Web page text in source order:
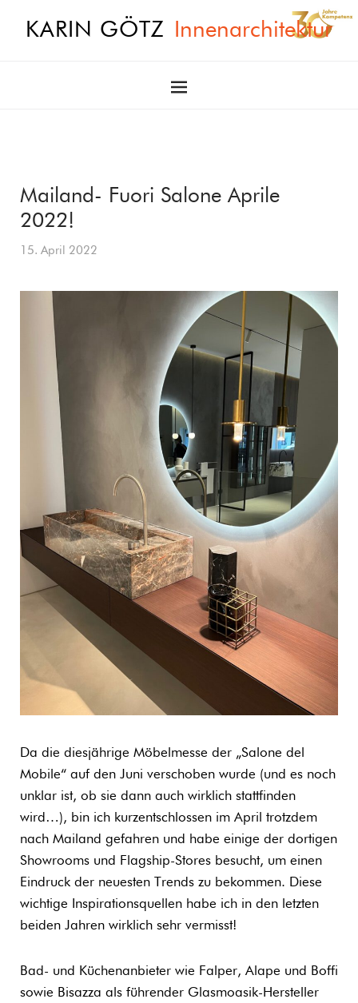
KARIN GÖTZ Innenarchitektur
Mailand- Fuori Salone Aprile
2022!
15. April 2022
Da die diesjährige Möbelmesse der „Salone del
Mobile“ auf den Juni verschoben wurde (und es noch
unklar ist, ob sie dann auch wirklich stattfinden
wird…), bin ich kurzentschlossen im April trotzdem
nach Mailand gefahren und habe einige der dortigen
Showrooms und Flagship-Stores besucht, um einen
Eindruck der neuesten Trends zu bekommen. Diese
wichtige Inspirationsquellen habe ich in den letzten
beiden Jahren wirklich sehr vermisst!
Bad- und Küchenanbieter wie Falper, Alape und Boffi
sowie Bisazza als führender Glasmoasik-Hersteller